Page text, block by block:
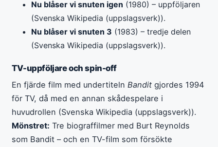
Nu blåser vi snuten igen (1980) – uppföljaren
(Svenska Wikipedia (uppslagsverk)).
Nu blåser vi snuten 3 (1983) – tredje delen
(Svenska Wikipedia (uppslagsverk)).
TV-uppföljare och spin-off
En fjärde film med undertiteln Bandit gjordes 1994
för TV, då med en annan skådespelare i
huvudrollen (Svenska Wikipedia (uppslagsverk)).
Mönstret: Tre biograffilmer med Burt Reynolds
som Bandit – och en TV-film som försökte